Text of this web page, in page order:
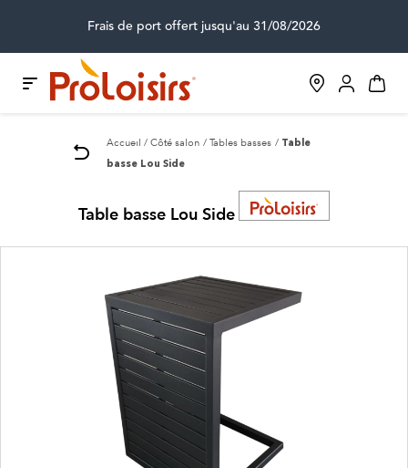
Frais de port offert jusqu'au 31/08/2026
Accueil Côté salon Tables basses Table
basse Lou Side
Table basse Lou Side